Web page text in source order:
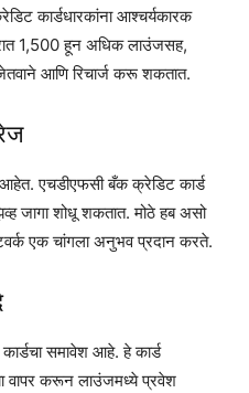
कार्डधारकांना आश्चर्यकारक
1,500 हून अधिक लाउंजसह,
आणि रिचार्ज करू शकतात.
एचडीएफसी बँक क्रेडिट कार्ड
जागा शोधू शकतात. मोठे हब असो
एक चांगला अनुभव प्रदान करते.
समावेश आहे. हे कार्ड
वापर करून लाउंजमध्ये प्रवेश